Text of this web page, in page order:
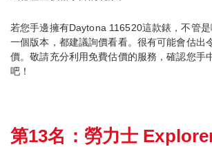
若您手邊擁有Daytona 116520這款錶，不管
一個版本，都建議詢價看看。很有可能會估出
價。敬請充分利用免費估價的服務，確認您手
吧！
第13名：勞力士